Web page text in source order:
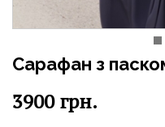
Сарафан з
3900грн.